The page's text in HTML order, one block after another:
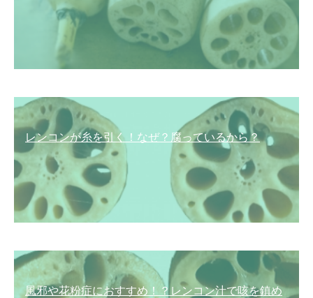
レンコンが糸を引く！なぜ？腐っているから？
風邪や花粉症におすすめ！？レンコン汁で咳を鎮め